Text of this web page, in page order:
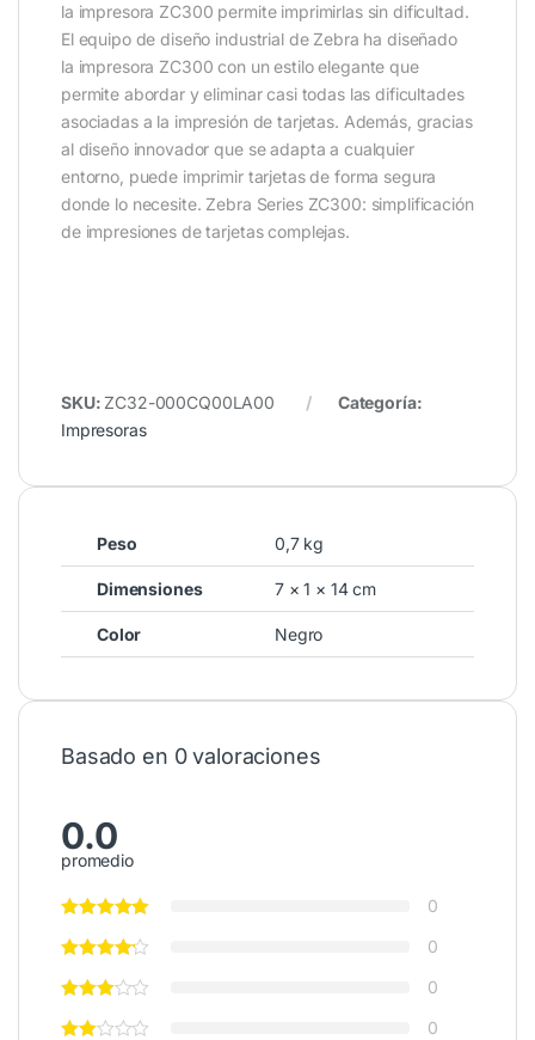
la impresora ZC300 permite imprimirlas sin dificultad.
El equipo de diseño industrial de Zebra ha diseñado
la impresora ZC300 con un estilo elegante que
permite abordar y eliminar casi todas las dificultades
asociadas a la impresión de tarjetas. Además, gracias
al diseño innovador que se adapta a cualquier
entorno, puede imprimir tarjetas de forma segura
donde lo necesite. Zebra Series ZC300: simplificación
de impresiones de tarjetas complejas.
SKU:ZC32-000CQ00LA00
Categoría:
Impresoras
Peso 0,7 kg
Dimensiones 7 × 1 × 14 cm
Color Negro
Basado en 0 valoraciones
0.0
promedio
0
0
0
0